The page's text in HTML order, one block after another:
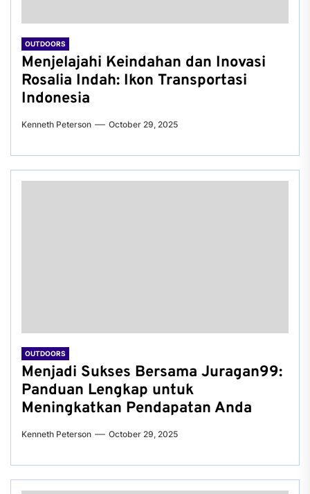
OUTDOORS
Menjelajahi Keindahan dan Inovasi
Rosalia Indah: Ikon Transportasi
Indonesia
Kenneth Peterson October 29, 2025
OUTDOORS
Menjadi Sukses Bersama Juragan99:
Panduan Lengkap untuk
Meningkatkan Pendapatan Anda
Kenneth Peterson October 29, 2025